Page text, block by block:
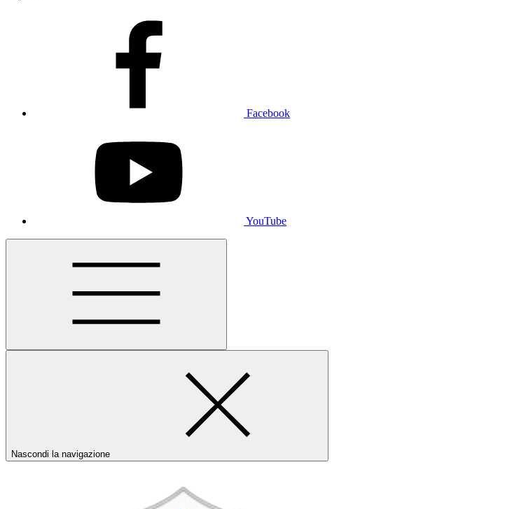
Facebook
YouTube
Nascondi la navigazione